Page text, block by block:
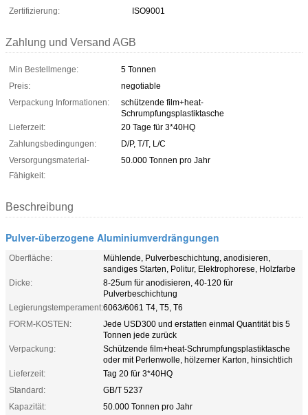
Zertifizierung:
ISO9001
Zahlung und Versand AGB
Min Bestellmenge:
5 Tonnen
Preis:
negotiable
Verpackung Informationen:
schützende film+heat-
Schrumpfungsplastiktasche
Lieferzeit:
20 Tage für 3*40HQ
Zahlungsbedingungen:
D/P, T/T, L/C
Versorgungsmaterial-
Fähigkeit:
50.000 Tonnen pro Jahr
Beschreibung
Pulver-überzogene Aluminiumverdrängungen
Oberfläche:
Mühlende, Pulverbeschichtung, anodisieren,
sandiges Starten, Politur, Elektrophorese, Holzfarbe
Dicke:
8-25um für anodisieren, 40-120 für
Pulverbeschichtung
Legierungstemperament:6063/6061 T4, T5, T6
FORM-KOSTEN:
Jede USD300 und erstatten einmal Quantität bis 5
Tonnen jede zurück
Verpackung:
Schützende film+heat-Schrumpfungsplastiktasche
oder mit Perlenwolle, hölzerner Karton, hinsichtlich
Lieferzeit:
Tag 20 für 3*40HQ
Standard:
GB/T 5237
Kapazität:
50.000 Tonnen pro Jahr